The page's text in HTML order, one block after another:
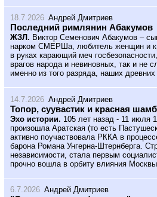
18.7.2026 Андрей Дмитриев
Последний римлянин Абакумов
ЖЗЛ. Виктор Семенович Абакумов –
нарком СМЕРШа, любитель женщин и
в руках карающий меч
врагов народа и невиновных, так и не
именно из того разряда, наших древних
14.7.2026 Андрей Дмитриев
Топор, суувастик и красная
Эхо истории. 105 лет назад - 11 июля
произошла Аратская (то есть
активно поучаствовала РККА в
барона Романа Унгерна-Штернберга.
независимости, стала первым
прочно вошла в орбиту влияния Москвы.
6.7.2026 Андрей Дмитриев